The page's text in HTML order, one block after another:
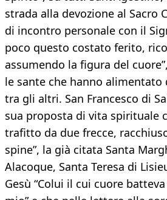
strada alla devozione al Sacro
di incontro personale con il
poco questo costato ferito,
assumendo la figura del
le sante che hanno alimentato
tra gli altri. San Francesco di
sua proposta di vita spirituale
trafitto da due frecce,
spine”, la già citata Santa
Alacoque, Santa Teresa di
Gesù “Colui il cui cuore